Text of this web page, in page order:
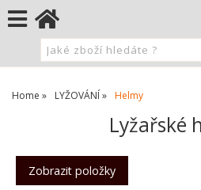
Home LYŽOVÁNÍ Helmy
Lyžařské